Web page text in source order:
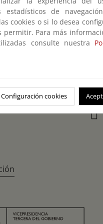
de la Castellana, 133
estadísticos de
cookies o si lo desea
permitir. Para más
consulte nuestra
Configuración cookies